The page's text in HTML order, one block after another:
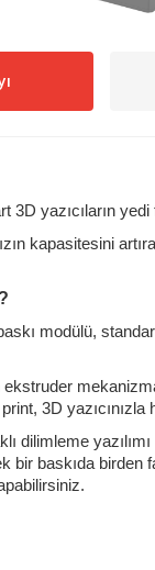
3D yazıcıların
kapasitesini
modülü,
ekstruder
3D
dilimleme
bir baskıda birden